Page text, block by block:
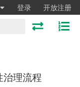
登录 开放注册
治理流程